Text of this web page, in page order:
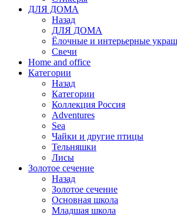
ДЛЯ ДОМА
Назад
ДЛЯ ДОМА
Ёлочные и интерьерные
Свечи
Home and office
Категории
Назад
Категории
Коллекция Россия
Adventures
Sea
Чайки и другие птицы
Тельняшки
Лисы
Золотое сечение
Назад
Золотое сечение
Основная школа
Младшая школа